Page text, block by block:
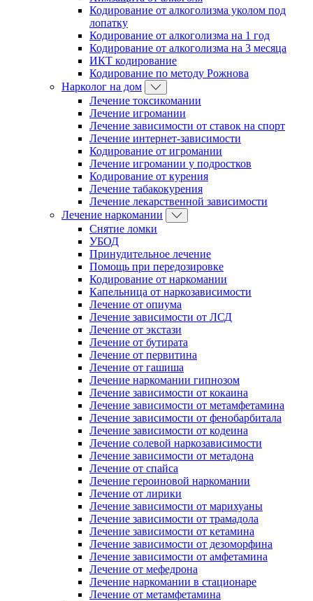
Кодирование от алкоголизма уколом под
лопатку
Кодирование от алкоголизма на 1 год
Кодирование от алкоголизма на 3 месяца
ИКТ кодирование
Кодирование по методу Рожнова
Нарколог на дом
Лечение токсикомании
Лечение игромании
Лечение зависимости от ставок на спорт
Лечение интернет-зависимости
Кодирование от игромании
Лечение игромании у подростков
Кодирование от курения
Лечение табакокурения
Лечение лекарственной зависимости
Лечение наркомании
Снятие ломки
УБОД
Принудительное лечение
Помощь при передозировке
Кодирование от наркомании
Капельница от наркозависимости
Лечение от опиума
Лечение зависимости от ЛСД
Лечение от экстази
Лечение от бутирата
Лечение от первитина
Лечение от гашиша
Лечение наркомании гипнозом
Лечение зависимости от кокаина
Лечение зависимости от метамфетамина
Лечение зависимости от фенобарбитала
Лечение зависимости от кодеина
Лечение солевой наркозависимости
Лечение зависимости от метадона
Лечение от спайса
Лечение героиновой наркомании
Лечение от лирики
Лечение зависимости от марихуаны
Лечение зависимости от трамадола
Лечение зависимости от кетамина
Лечение зависимости от дезоморфина
Лечение зависимости от амфетамина
Лечение от мефедрона
Лечение наркомании в стационаре
Лечение от метамфетамина